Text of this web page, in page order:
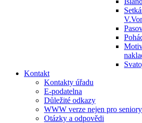
Kontakt
Kontakty úřadu
E-podatelna
Důležité odkazy
WWW verze nejen pro seniory
Otázky a odpovědi